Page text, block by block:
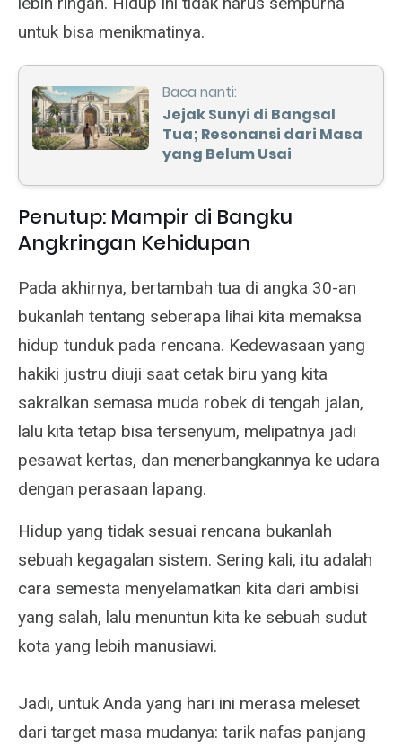
untuk bisa menikmatinya.
Baca nanti:
Jejak Sunyi di Bangsal
Tua; Resonansi dari Masa
yang Belum Usai
Penutup: Mampir di Bangku
Angkringan Kehidupan
Pada akhirnya, bertambah tua di angka 30-an
bukanlah tentang seberapa lihai kita memaksa
hidup tunduk pada rencana. Kedewasaan yang
hakiki justru diuji saat cetak biru yang kita
sakralkan semasa muda robek di tengah jalan,
lalu kita tetap bisa tersenyum, melipatnya jadi
pesawat kertas, dan menerbangkannya ke udara
dengan perasaan lapang.
Hidup yang tidak sesuai rencana bukanlah
sebuah kegagalan sistem. Sering kali, itu adalah
cara semesta menyelamatkan kita dari ambisi
yang salah, lalu menuntun kita ke sebuah sudut
kota yang lebih manusiawi.
Jadi, untuk Anda yang hari ini merasa meleset
dari target masa mudanya: tarik nafas panjang